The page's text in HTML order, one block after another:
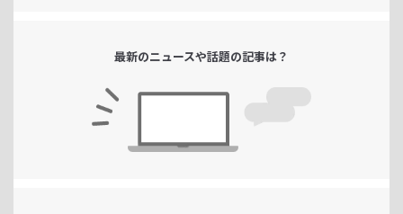
最新のニュースや話題の記事は？